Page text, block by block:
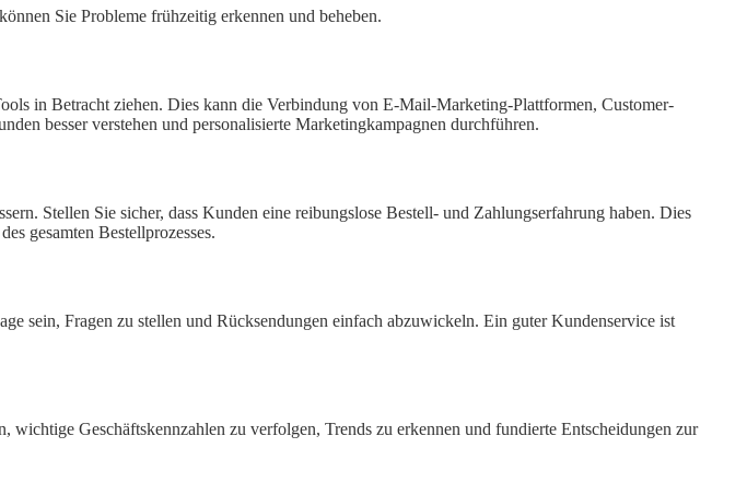
Sie Probleme frühzeitig erkennen und beheben.
in Betracht ziehen. Dies kann die Verbindung von E-Mail-Marketing-Plattformen, Customer-
besser verstehen und personalisierte Marketingkampagnen durchführen.
Stellen Sie sicher, dass Kunden eine reibungslose Bestell- und Zahlungserfahrung haben. Dies
gesamten Bestellprozesses.
sein, Fragen zu stellen und Rücksendungen einfach abzuwickeln. Ein guter Kundenservice ist
Geschäftskennzahlen zu verfolgen, Trends zu erkennen und fundierte Entscheidungen zur